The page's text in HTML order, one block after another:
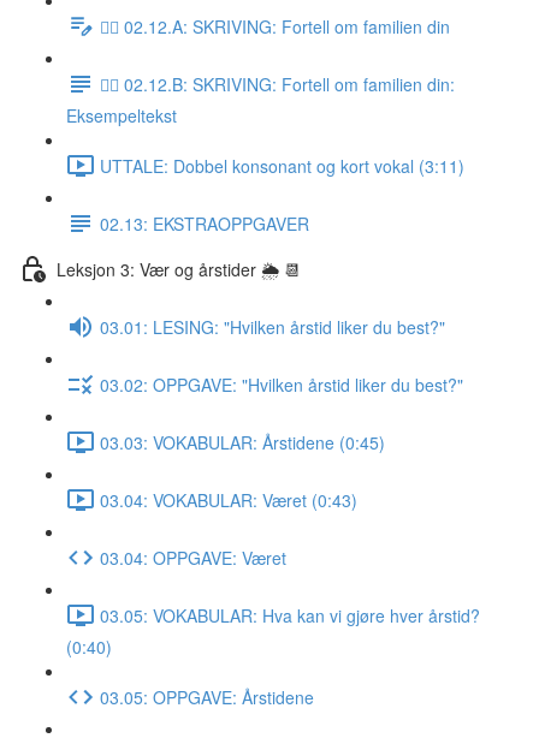
✍🏼 02.12.A: SKRIVING: Fortell om familien din
✍🏼 02.12.B: SKRIVING: Fortell om familien din:
Eksempeltekst
UTTALE: Dobbel konsonant og kort vokal (3:11)
02.13: EKSTRAOPPGAVER
Leksjon 3: Vær og årstider 🌦 📆
03.01: LESING: "Hvilken årstid liker du best?"
03.02: OPPGAVE: "Hvilken årstid liker du best?"
03.03: VOKABULAR: Årstidene (0:45)
03.04: VOKABULAR: Været (0:43)
03.04: OPPGAVE: Været
03.05: VOKABULAR: Hva kan vi gjøre hver årstid?
(0:40)
03.05: OPPGAVE: Årstidene